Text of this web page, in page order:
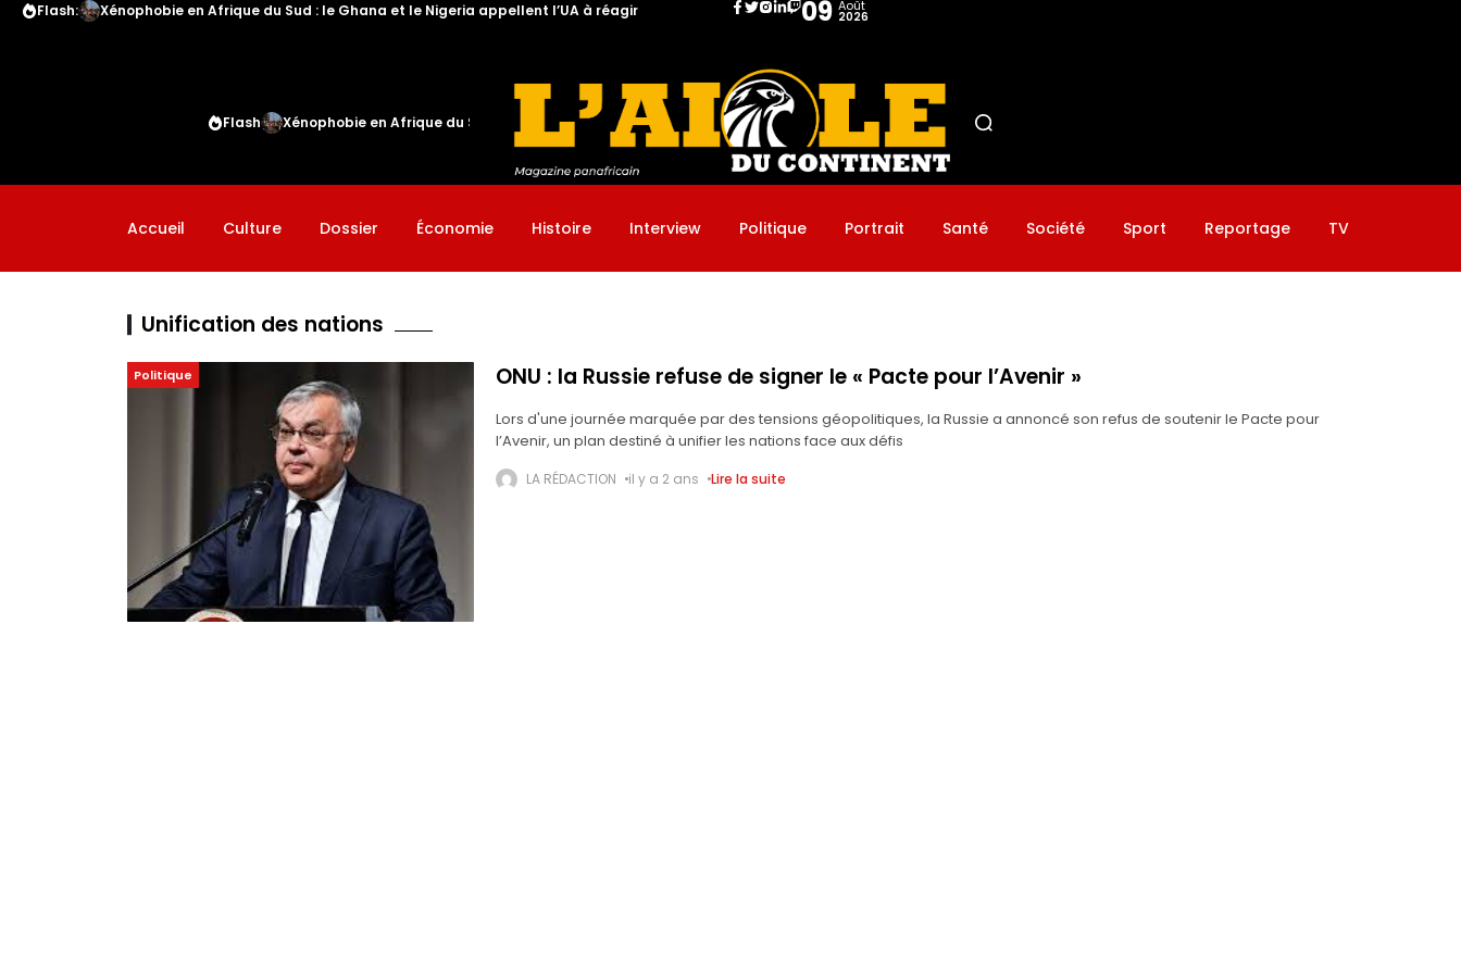
Flash: Xénophobie en Afrique du Sud : le Ghana et le Nigeria appellent l’UA à réagir 09 Août
2026
Flash Xénophobie en Afrique du Sud : le Ghana et le Nigeria appellent l’UA à réagir
Accueil Culture Dossier Économie Histoire Interview Politique Portrait Santé Société Sport Reportage TV
Unification des nations
Politique ONU : la Russie refuse de signer le « Pacte pour l’Avenir »
Lors d'une journée marquée par des tensions géopolitiques, la Russie a annoncé son refus de soutenir le Pacte pour
l’Avenir, un plan destiné à unifier les nations face aux défis
LA RÉDACTION il y a 2 ans Lire la suite